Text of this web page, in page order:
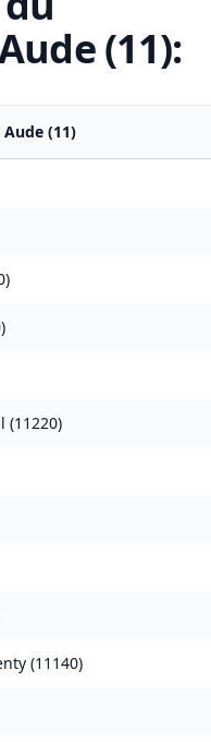
(11):
Aude (11)
)
)
(11220)
(11140)